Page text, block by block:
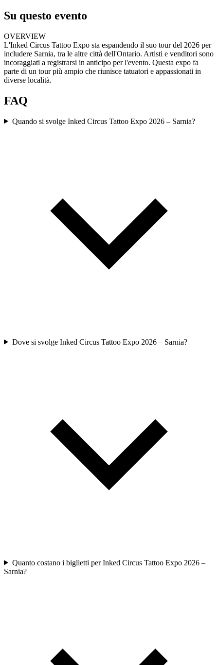
Su questo evento
OVERVIEW
L'Inked Circus Tattoo Expo sta espandendo il suo tour del 2026 per
includere Sarnia, tra le altre città dell'Ontario. Artisti e venditori sono
incoraggiati a registrarsi in anticipo per l'evento. Questa expo fa
parte di un tour più ampio che riunisce tatuatori e appassionati in
diverse località.
FAQ
Quando si svolge Inked Circus Tattoo Expo 2026 – Sarnia?
Dove si svolge Inked Circus Tattoo Expo 2026 – Sarnia?
Quanto costano i biglietti per Inked Circus Tattoo Expo 2026 –
Sarnia?